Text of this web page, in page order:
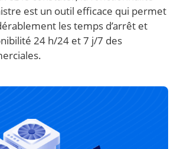
est un outil efficace qui permet
les temps d’arrêt et
24 h/24 et 7 j/7 des